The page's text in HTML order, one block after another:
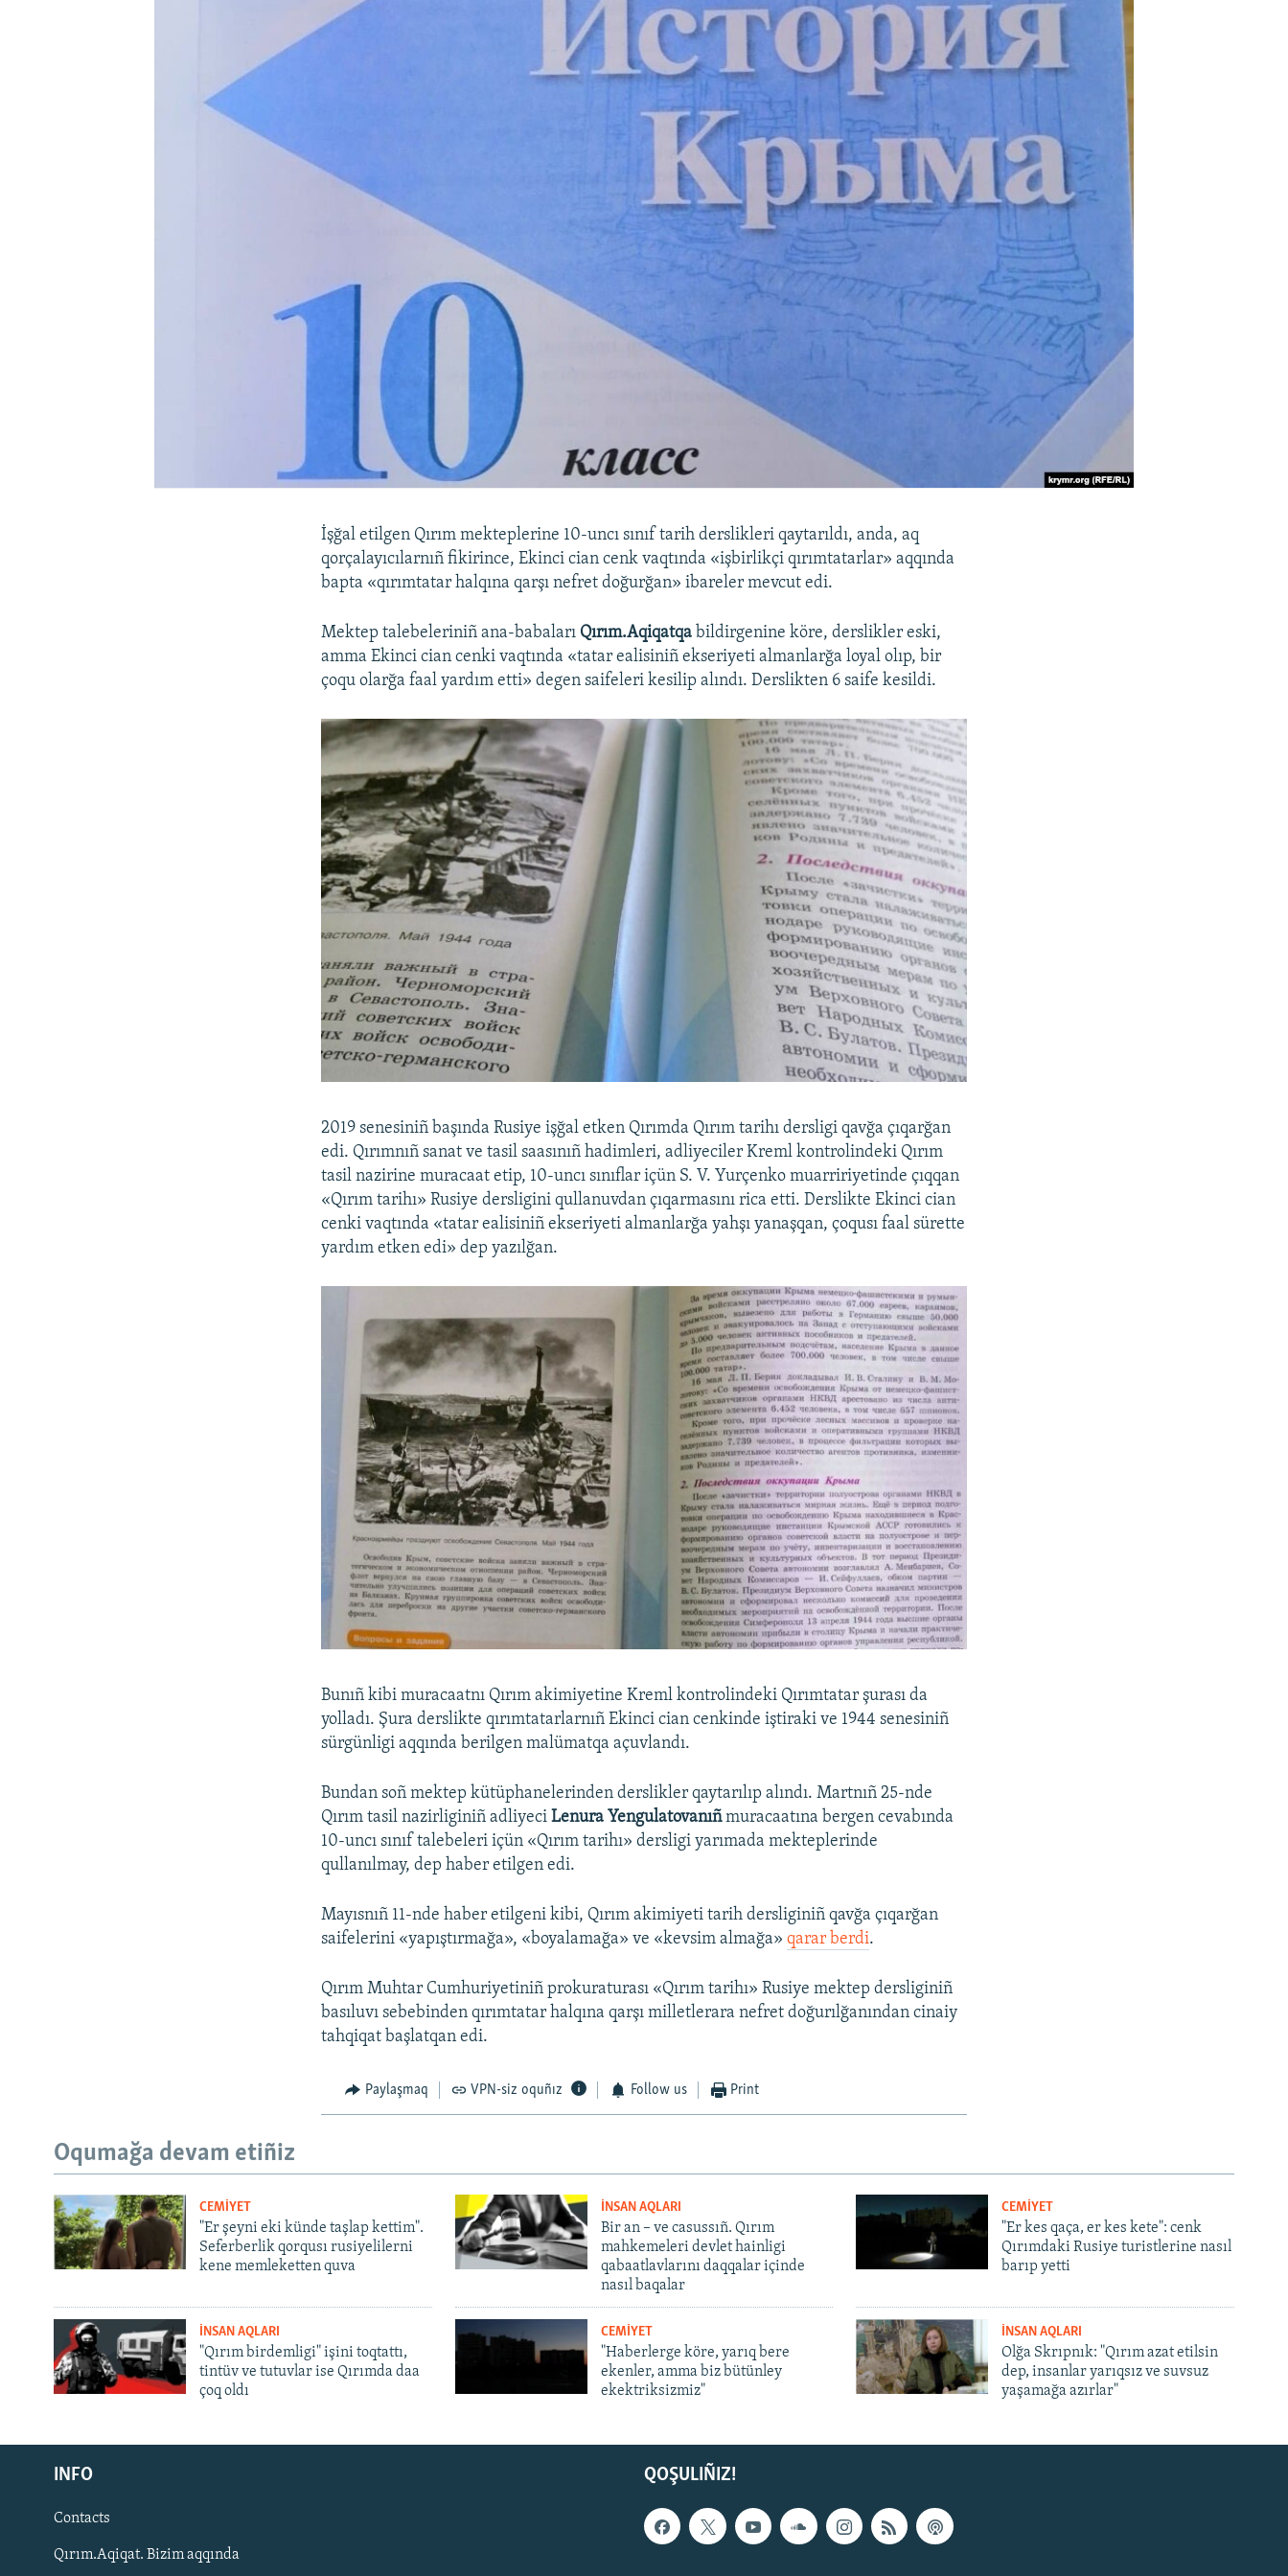
Русский
Українською
İşğal etilgen Qırım mekteplerine 10-uncı sınıf tarih derslikleri qaytarıldı, anda, aq
qorçalayıcılarnıñ fikirince, Ekinci cian cenk vaqtında «işbirlikçi qırımtatarlar» aqqında
bapta «qırımtatar halqına qarşı nefret doğurğan» ibareler mevcut edi.
Mektep talebeleriniñ ana-babaları Qırım.Aqiqatqa bildirgenine köre, derslikler eski,
amma Ekinci cian cenki vaqtında «tatar ealisiniñ ekseriyeti almanlarğa loyal olıp, bir
çoqu olarğa faal yardım etti» degen saifeleri kesilip alındı. Derslikten 6 saife kesildi.
2019 senesiniñ başında Rusiye işğal etken Qırımda Qırım tarihı dersligi qavğa çıqarğan
edi. Qırımnıñ sanat ve tasil saasınıñ hadimleri, adliyeciler Kreml kontrolindeki Qırım
tasil nazirine muracaat etip, 10-uncı sınıflar içün S. V. Yurçenko muarririyetinde çıqqan
«Qırım tarihı» Rusiye dersligini qullanuvdan çıqarmasını rica etti. Derslikte Ekinci cian
cenki vaqtında «tatar ealisiniñ ekseriyeti almanlarğa yahşı yanaşqan, çoqusı faal sürette
yardım etken edi» dep yazılğan.
Bunıñ kibi muracaatnı Qırım akimiyetine Kreml kontrolindeki Qırımtatar şurası da
yolladı. Şura derslikte qırımtatarlarnıñ Ekinci cian cenkinde iştiraki ve 1944 senesiniñ
sürgünligi aqqında berilgen malümatqa açuvlandı.
Bundan soñ mektep kütüphanelerinden derslikler qaytarılıp alındı. Martnıñ 25-nde
Qırım tasil nazirliginiñ adliyeci Lenura Yengulatovanıñmuracaatına bergen cevabında
10-uncı sınıf talebeleri içün «Qırım tarihı» dersligi yarımada mekteplerinde
qullanılmay, dep haber etilgen edi.
Mayısnıñ 11-nde haber etilgeni kibi, Qırım akimiyeti tarih dersliginiñ qavğa çıqarğan
saifelerini «yapıştırmağa», «boyalamağa» ve «kevsim almağa»qarar berdi.
Qırım Muhtar Cumhuriyetiniñ prokuraturası «Qırım tarihı» Rusiye mektep dersliginiñ
basıluvı sebebinden qırımtatar halqına qarşı milletlerara nefret doğurılğanından cinaiy
tahqiqat başlatqan edi.
Paylaşmaq VPN-siz oquñız Follow us Print
Oqumağa devam etiñiz
CEMİYET
"Er şeyni eki künde taşlap kettim".
Seferberlik qorqusı rusiyelilerni
kene memleketten quva
İNSAN AQLARI
Bir an – ve casussıñ. Qırım
mahkemeleri devlet hainligi
qabaatlavlarını daqqalar içinde
nasıl baqalar
CEMİYET
"Er kes qaça, er kes kete": cenk
Qırımdaki Rusiye turistlerine nasıl
barıp yetti
İNSAN AQLARI
"Qırım birdemligi" işini toqtattı,
tintüv ve tutuvlar ise Qırımda daa
çoq oldı
CEMİYET
"Haberlerge köre, yarıq bere
ekenler, amma biz bütünley
ekektriksizmiz"
İNSAN AQLARI
Olğa Skrıpnık: "Qırım azat etilsin
dep, insanlar yarıqsız ve suvsuz
yaşamağa azırlar"
QOŞULIÑIZ!
INFO
Contacts
Qırım.Aqiqat. Bizim aqqında